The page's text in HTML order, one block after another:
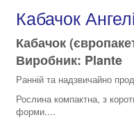
Кабачок
Кабачок
Виробник: Plante
Ранній та надзвичайно
Рослина компактна, з
форми....